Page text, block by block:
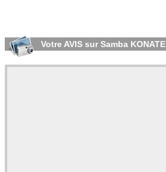
Votre AVIS sur Samba KONATE